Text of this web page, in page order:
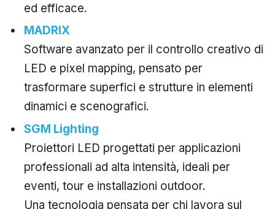
ed efficace.
MADRIX
Software avanzato per il controllo creativo di
LED e pixel mapping, pensato per
trasformare superfici e strutture in elementi
dinamici e scenografici.
SGM Lighting
Proiettori LED progettati per applicazioni
professionali ad alta intensità, ideali per
eventi, tour e installazioni outdoor.
Una tecnologia pensata per chi lavora sul